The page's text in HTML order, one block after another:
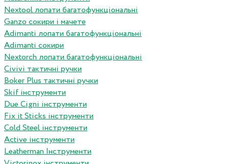
Nextool лопати багатофункціональні
Ganzo сокири і мачете
Adimanti лопати багатофункціональні
Adimanti сокири
Nextorch лопати багатофункціональні
Сivivi тактичні ручки
Boker Plus тактичні ручки
Skif інструменти
Due Cigni інструменти
Fix it Sticks інструменти
Сold Steel інструменти
Active інструменти
Leatherman Інструменти